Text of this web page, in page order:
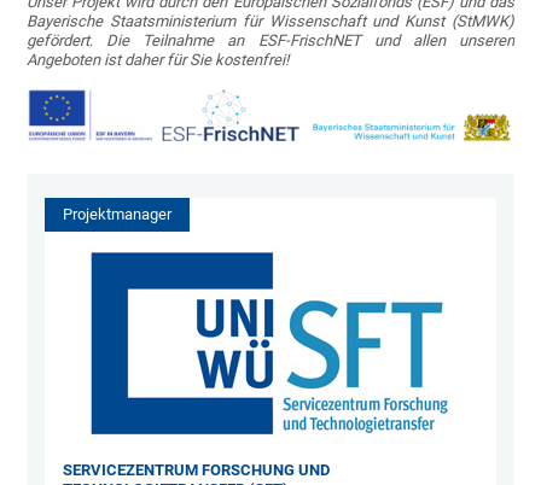
Bayerische Staatsministerium für Wissenschaft und Kunst (StMWK)
gefördert. Die Teilnahme an ESF-FrischNET und allen unseren
Angeboten ist daher für Sie kostenfrei!
Projektmanager
SERVICEZENTRUM FORSCHUNG UND